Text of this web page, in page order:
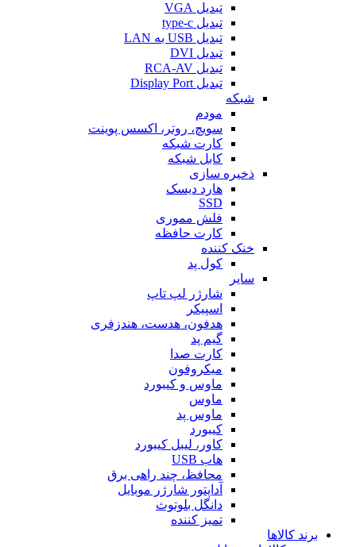
تبدیل VGA
تبدیل type-c
تبدیل USB به LAN
تبدیل DVI
تبدیل RCA-AV
تبدیل Display Port
شبکه
مودم
سویچ، روتر، اکسس پوینت
کارت شبکه
کابل شبکه
ذخیره سازی
هارد دیسک
SSD
فلش مموری
کارت حافظه
خنک کننده
کول پد
سایر
شارژر لپ تاپ
اسپیکر
هدفون، هدست، هندزفری
گیم پد
کارت صدا
میکروفون
ماوس و کیبورد
ماوس
ماوس پد
کیبورد
کاور، لیبل کیبورد
هاب USB
محافظ، چند راهی برق
آداپتور شارژر موبایل
دانگل بلوتوث
تمیز کننده
برند کالاها